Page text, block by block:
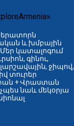
և խմբային
կատալոգում
գինու,
ջիպով,
տուրեր
+ Վրաստան
նաև մեկօրյա